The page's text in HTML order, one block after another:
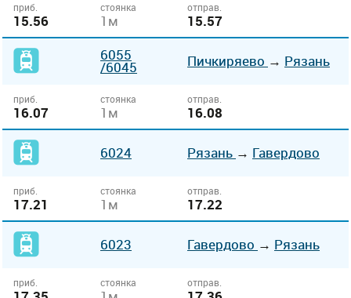
приб.
15.56
стоянка
1м
отправ.
15.57
6055
/6045 Пичкиряево → Рязань
приб.
16.07
стоянка
1м
отправ.
16.08
6024 Рязань → Гавердово
приб.
17.21
стоянка
1м
отправ.
17.22
6023 Гавердово → Рязань
приб. стоянка отправ.